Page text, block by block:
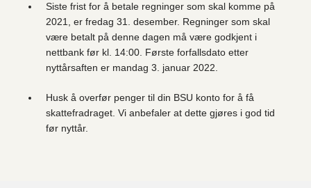
Siste frist for å betale regninger som skal komme på
2021, er fredag 31. desember. Regninger som skal
være betalt på denne dagen må være godkjent i
nettbank før kl. 14:00. Første forfallsdato etter
nyttårsaften er mandag 3. januar 2022.
Husk å overfør penger til din BSU konto for å få
skattefradraget. Vi anbefaler at dette gjøres i god tid
før nyttår.